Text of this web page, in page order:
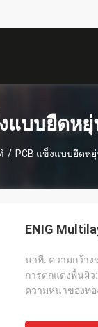
แบบยืดห
/ PCB แข็งแบบยืดห
ENIG
การตกแต่งพื้นผิว: